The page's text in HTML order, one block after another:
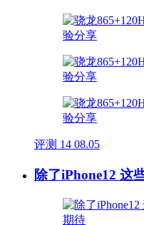
评测 14 08.05
除了iPhone12 这